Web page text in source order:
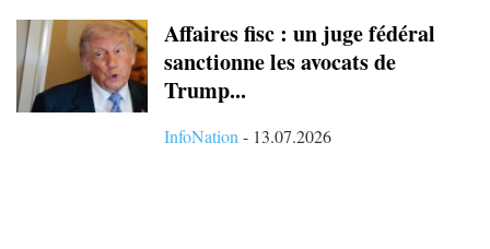
Affaires fisc : un juge fédéral
sanctionne les avocats de
Trump...
InfoNation- 13.07.2026